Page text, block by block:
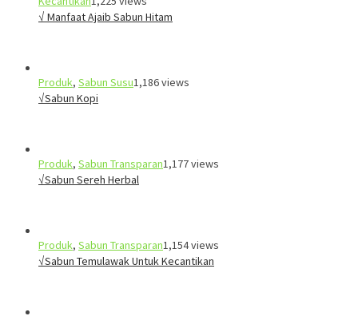
√ Manfaat Ajaib Sabun Hitam
Produk, Sabun Susu1,186 views
√Sabun Kopi
Produk, Sabun Transparan1,177 views
√Sabun Sereh Herbal
Produk, Sabun Transparan1,154 views
√Sabun Temulawak Untuk Kecantikan